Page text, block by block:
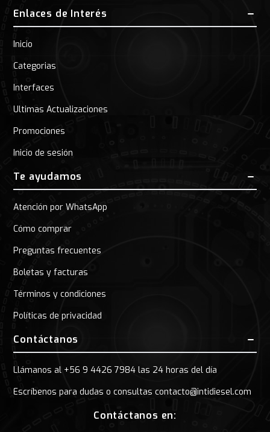
Enlaces de Interés
Inicio
Categorias
Interfaces
Ultimas Actualizaciones
Promociones
Inicio de sesión
Te ayudamos
Atención por WhatsApp
Cómo comprar
Preguntas frecuentes
Boletas y facturas
Términos y condiciones
Políticas de privacidad
Contáctanos
Llámanos al +56 9 4426 7984 las 24 horas del día
Escríbenos para dudas o consultas contacto@intidiesel.com
Contáctanos en: